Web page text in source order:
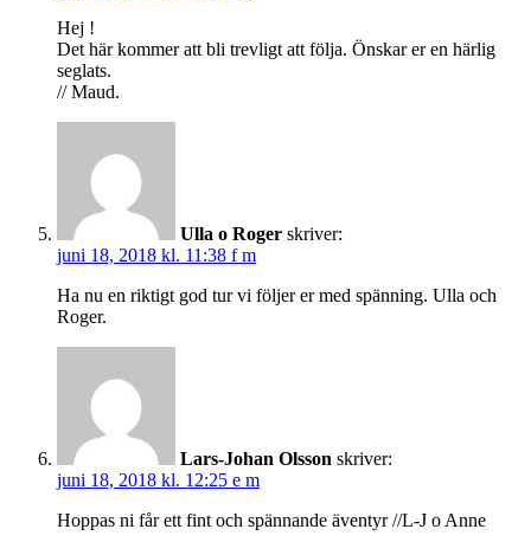
Hej !
Det här kommer att bli trevligt att följa. Önskar er en härlig
seglats.
// Maud.
Ulla o Roger skriver:
juni 18, 2018 kl. 11:38 f m
Ha nu en riktigt god tur vi följer er med spänning. Ulla och
Roger.
Lars-Johan Olsson skriver:
juni 18, 2018 kl. 12:25 e m
Hoppas ni får ett fint och spännande äventyr //L-J o Anne